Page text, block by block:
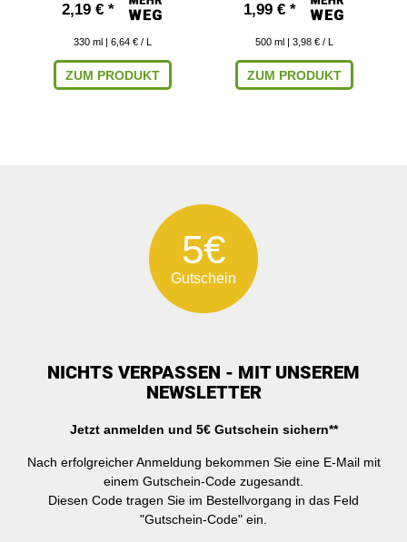
2,19 € *
330 ml | 6,64 € / L
ZUM PRODUKT
1,99 € *
500 ml | 3,98 € / L
ZUM PRODUKT
5€
Gutschein
NICHTS VERPASSEN - MIT UNSEREM
NEWSLETTER
Jetzt anmelden und 5€ Gutschein sichern**
Nach erfolgreicher Anmeldung bekommen Sie eine E-Mail mit
einem Gutschein-Code zugesandt.
Diesen Code tragen Sie im Bestellvorgang in das Feld
"Gutschein-Code" ein.